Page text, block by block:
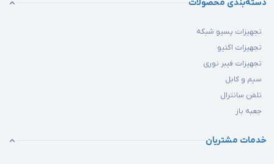
دسته‌بندی محصولات
تجهیزات پسیو شبکه
تجهیزات اکتیو
تجهیزات فیبر نوری
سیم و کابل
تلفن سانترال
جعبه باز
خدمات مشتریان